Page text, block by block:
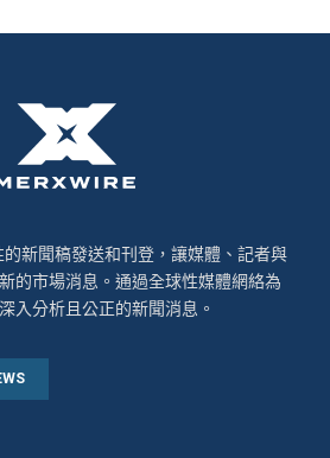
的新聞稿發送和刊登，讓媒體、記者與
的市場消息。通過全球性媒體網絡為
入分析且公正的新聞消息。